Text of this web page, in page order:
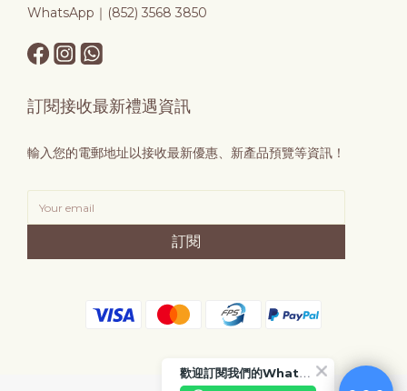
WhatsApp｜(852) 3568 3850
訂閱接收最新禮遇資訊
輸入您的電郵地址以接收最新優惠、新產品預覽等資訊！
訂閱
歡迎訂閱我們的WhatsApp Business 帳號